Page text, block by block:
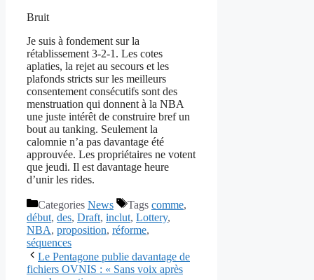
Bruit
Je suis à fondement sur la
rétablissement 3-2-1. Les cotes
aplaties, la rejet au secours et les
plafonds stricts sur les meilleurs
consentement consécutifs sont des
menstruation qui donnent à la NBA
une juste intérêt de construire bref un
bout au tanking. Seulement la
calomnie n’a pas davantage été
approuvée. Les propriétaires ne votent
que jeudi. Il est davantage heure
d’unir les rides.
Categories News Tags comme,
début, des, Draft, inclut, Lottery,
NBA, proposition, réforme,
séquences
Le Pentagone publie davantage de
fichiers OVNIS : « Sans voix après